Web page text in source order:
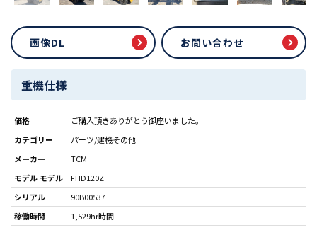
画像DL お問い合わせ
重機仕様
価格
ご購入頂きありがとう御座いました。
カテゴリー
パーツ/建機その他
メーカー
TCM
モデル モデル
FHD120Z
シリアル
90B00537
稼働時間
1,529hr時間